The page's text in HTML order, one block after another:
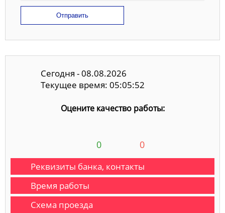
Отправить
Сегодня - 08.08.2026
Текущее время: 05:05:52
Оцените качество работы:
0 0
Реквизиты банка, контакты
Время работы
Схема проезда